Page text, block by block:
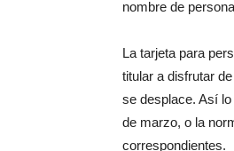
nombre de
La tarjeta para
titular a disfrutar
se desplace. Así
de marzo, o la
correspondientes.